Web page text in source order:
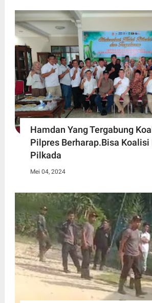
Hamdan Yang Tergabung
Pilpres Berharap.Bisa Koalisi
Pilkada
Mei 04, 2024